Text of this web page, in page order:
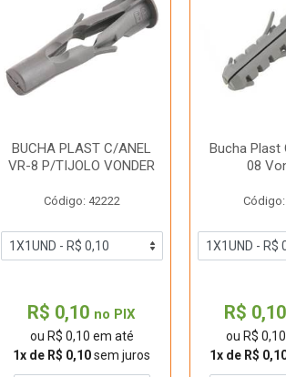
BUCHA PLAST C/ANEL
VR-8 P/TIJOLO VONDER
Código: 42222
R$ 0,10 no PIX
ou R$ 0,10 em até
1x de R$ 0,10sem juros
Bucha Plast
08
R$
ou R$
1x de R$